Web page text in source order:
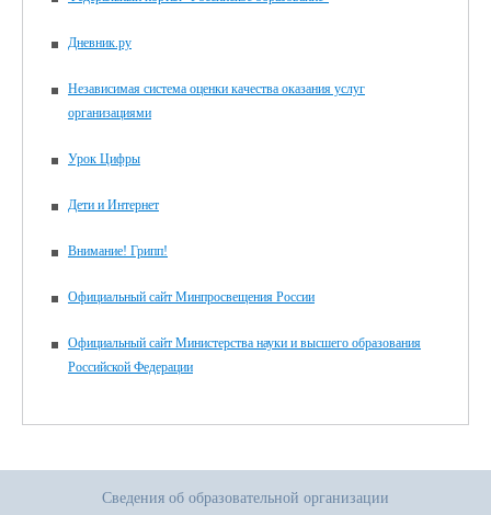
Дневник.ру
Независимая система оценки качества оказания услуг
организациями
Урок Цифры
Дети и Интернет
Внимание! Грипп!
Официальный сайт Минпросвещения России
Официальный сайт Министерства науки и высшего образования
Российской Федерации
Сведения об образовательной организации